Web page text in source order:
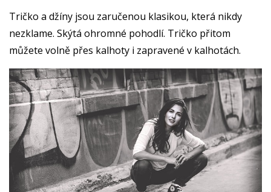
Tričko a džíny jsou zaručenou klasikou, která nikdy
nezklame. Skýtá ohromné pohodlí. Tričko přitom
můžete volně přes kalhoty i zapravené v kalhotách.